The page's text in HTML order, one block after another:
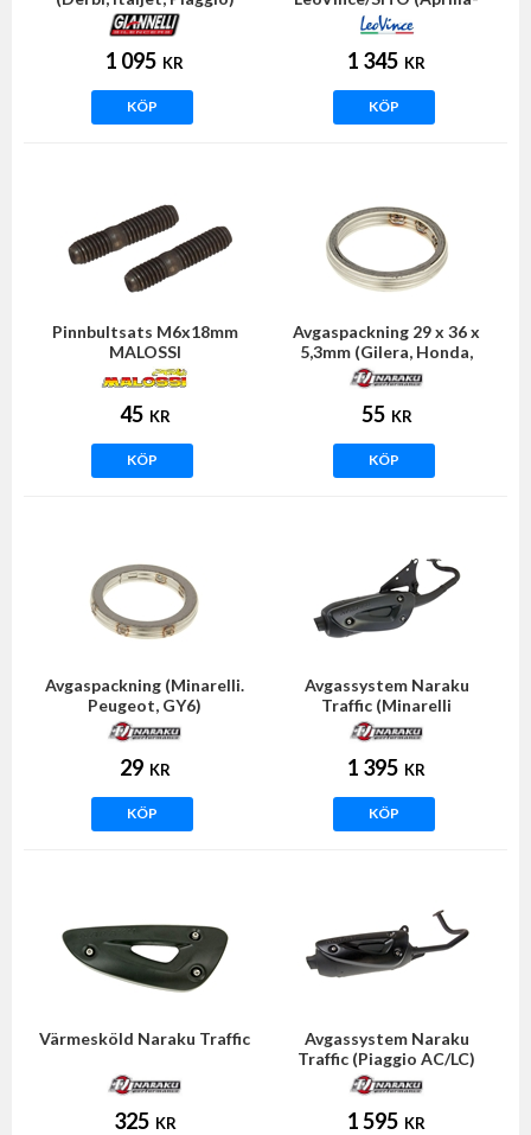
1 095 KR
KÖP
Morini)
1 345 KR
KÖP
Pinnbultsats M6x18mm
MALOSSI
45 KR
KÖP
Avgaspackning 29 x 36 x
5,3mm (Gilera, Honda,
Italjet, Kymco, Peugeot)
55 KR
KÖP
Avgaspackning (Minarelli.
Peugeot, GY6)
29 KR
KÖP
Avgassystem Naraku
Traffic (Minarelli
horisontell)
1 395 KR
KÖP
Värmesköld Naraku Traffic
325 KR
Avgassystem Naraku
Traffic (Piaggio AC/LC)
1 595 KR